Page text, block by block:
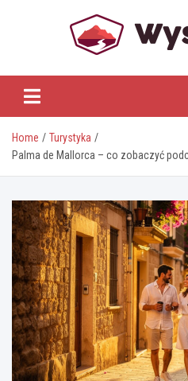
Home
Turystyka
Palma de Mallorca – co zobaczyć